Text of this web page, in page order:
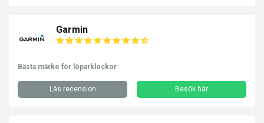
Garmin
Bästa märke för löparklockor
Läs recension Besök här